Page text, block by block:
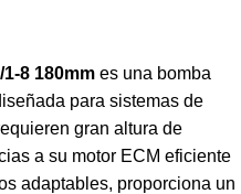
8 180mm es una bomba
para sistemas de
gran altura de
a su motor ECM eficiente
adaptables, proporciona un